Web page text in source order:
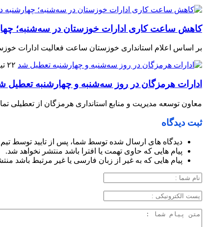
کاهش ساعت کاری ادارات خوزستان در سه‌شنبه؛
بر اساس اعلام استانداری خوزستان ساعت فعالیت ادارات
۲۲ تیر ۱۴۰۵
ادارات هرمزگان در روز سه‌شنبه و چهارشنبه تعطیل
معاون توسعه مدیریت و منابع استانداری هرمزگان از تعطیلی تمامی
ثبت دیدگاه
دیدگاه های ارسال شده توسط شما، پس از تایید توسط
پیام هایی که حاوی تهمت یا افترا باشد منتشر نخواهد شد.
پیام هایی که به غیر از زبان فارسی یا غیر مرتبط باشد